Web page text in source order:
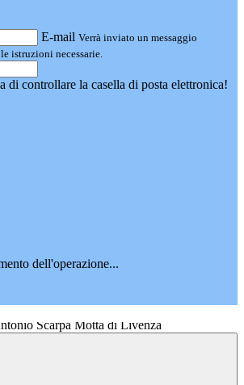
E-mail Verrà inviato un messaggio
istruzioni necessarie.
di controllare la casella di posta elettronica!
dell'operazione...